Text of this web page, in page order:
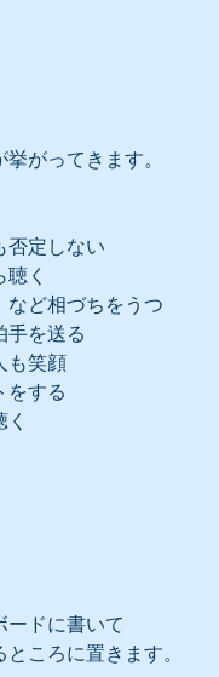
がってきます。
否定しない
聴く
など相づちをうつ
手を送る
も笑顔
をする
ードに書いて
ころに置きます。